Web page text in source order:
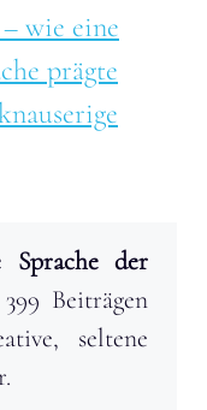
wie eine
prägte
Sprache der
Beiträgen
seltene